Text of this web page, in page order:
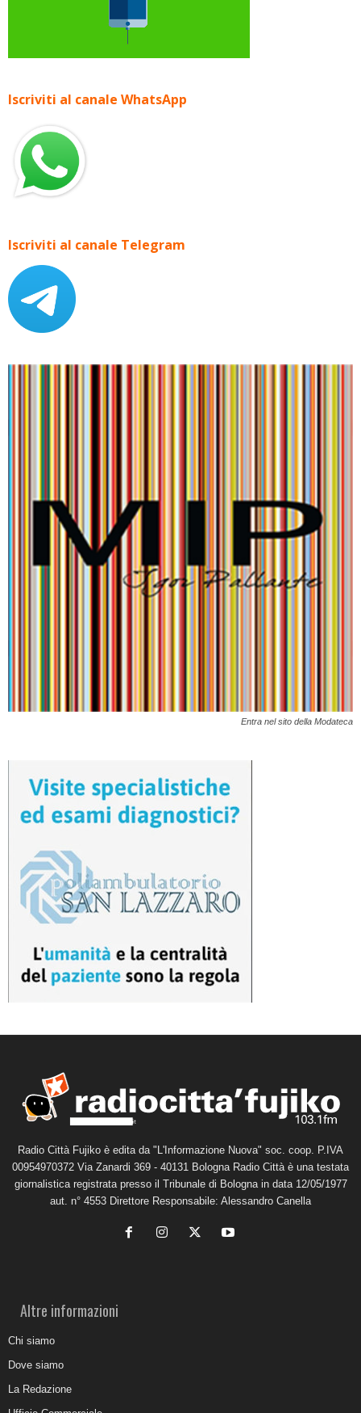
Iscriviti al canale WhatsApp
Iscriviti al canale Telegram
Entra nel sito della Modateca
Radio Città Fujiko è edita da "L'Informazione Nuova" soc. coop. P.IVA
00954970372 Via Zanardi 369 - 40131 Bologna Radio Città è una testata
giornalistica registrata presso il Tribunale di Bologna in data 12/05/1977
aut. n° 4553 Direttore Responsabile: Alessandro Canella
Altre informazioni
Chi siamo
Dove siamo
La Redazione